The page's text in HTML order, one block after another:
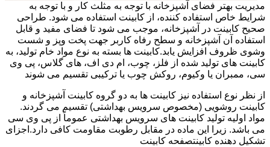
مدیریت بهتر فضای آشپزخانه با توجه به مثلث کار و با توجه به
شرایط خاص استفاده کننده، از کابینت استفاده می شود. طراحی
صحیح کابینت در آشپزخانه، موجب می شود تا فضای مفید و قابل
استفاده آن آشپزخانه و سطح رفاه کاربر جهت پخت وپز و شست
وشوی ظروف افزایش یابد.کابینت ها بسته به نوع مواد خام تولید، به
کابینت های تولید شده از فلز، چوب، ام دی اف، های گلاس، پی وی
سی، ممبران یا وکیوم، روکش چوب یا ترکیبی تقسیم می شوند
از نظر نوع استفاده نیز کابینت ها به دو گروه کابینت آشپزخانه و
کابینت روشویی (مخصوص سرویس بهداشتی) تقسیم می گردند.
مواد اولیه تولید کابینت های سرویس بهداشتی عموماً از پی وی سی
می باشد. زیرا این ماده در مقابل رطوبت مقاومت کافی دارد.اجزای
تشکیل دهنده کابینتصفحه کابینت